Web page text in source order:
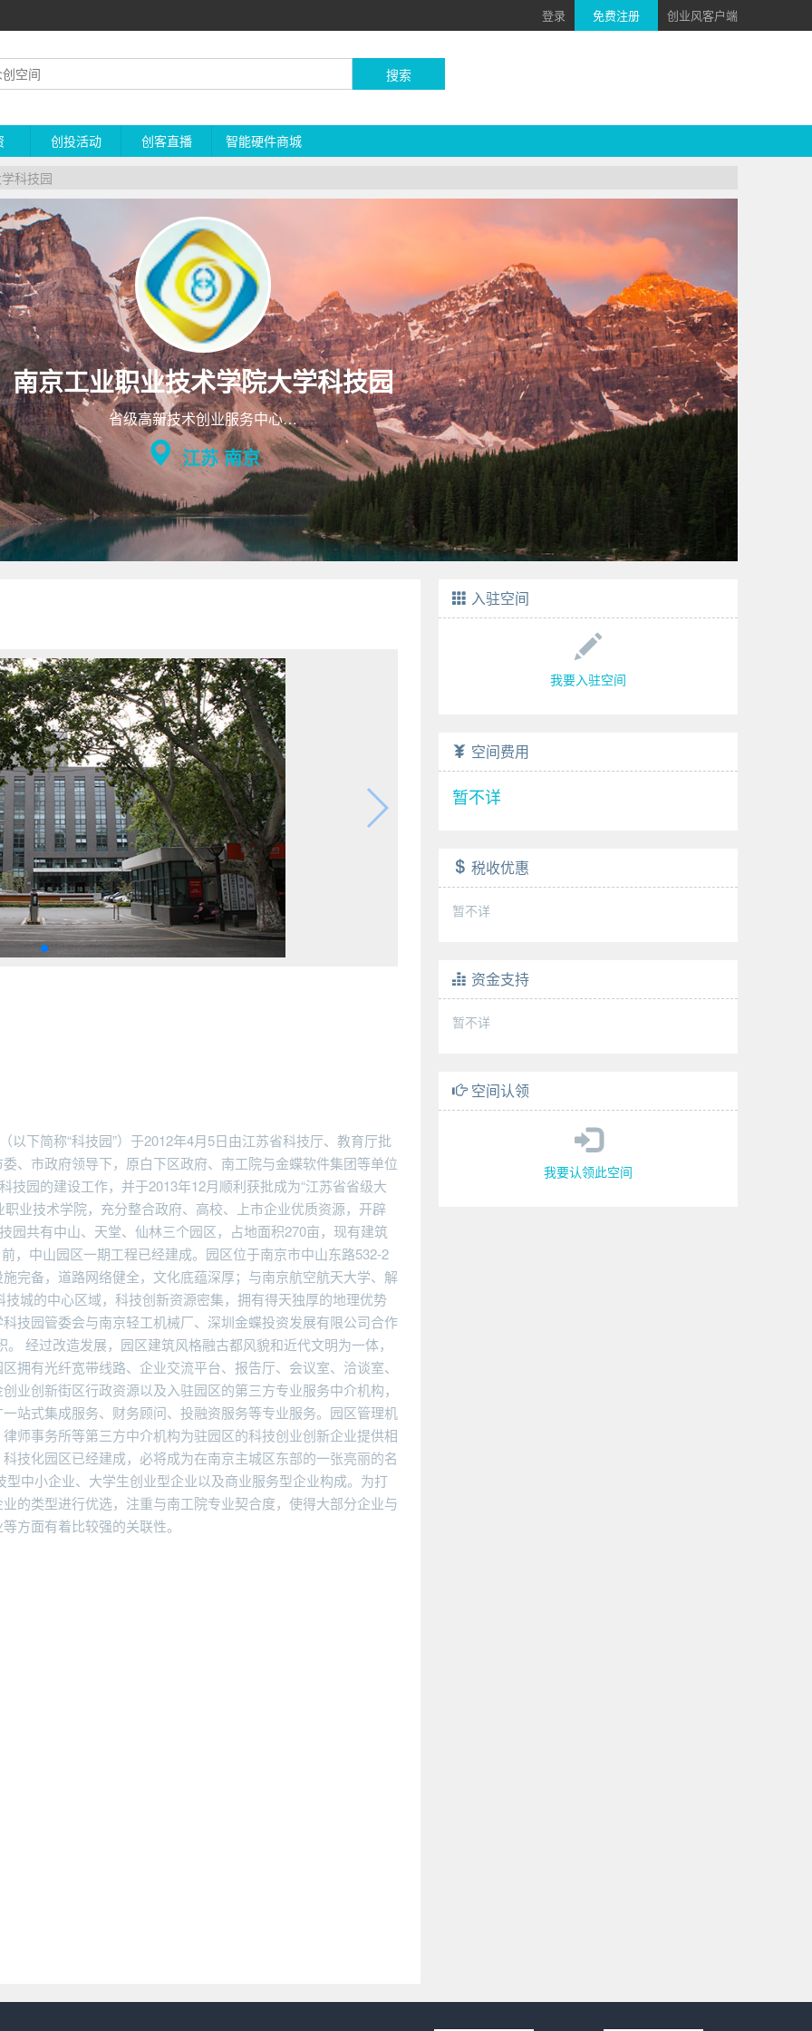
创业风客户端
免费注册
登录
搜索
创投活动 创客直播 智能硬件商城
科技园
南京工业职业技术学院大学科技园
省级高新技术创业服务中心…
江苏 南京
以下简称“科技园”）于2012年4月5日由江苏省科技厅、教育厅批
、市政府领导下，原白下区政府、南工院与金蝶软件集团等单位
园的建设工作，并于2013年12月顺利获批成为“江苏省省级大
业技术学院，充分整合政府、高校、上市企业优质资源，开辟
园共有中山、天堂、仙林三个园区，占地面积270亩，现有建筑
，中山园区一期工程已经建成。园区位于南京市中山东路532-2
完备，道路网络健全，文化底蕴深厚；与南京航空航天大学、解
城的中心区域，科技创新资源密集，拥有得天独厚的地理优势
技园管委会与南京轻工机械厂、深圳金蝶投资发展有限公司合作
经过改造发展，园区建筑风格融古都风貌和近代文明为一体，
拥有光纤宽带线路、企业交流平台、报告厅、会议室、洽谈室、
业创新街区行政资源以及入驻园区的第三方专业服务中介机构，
站式集成服务、财务顾问、投融资服务等专业服务。园区管理机
师事务所等第三方中介机构为驻园区的科技创业创新企业提供相
技化园区已经建成，必将成为在南京主城区东部的一张亮丽的名
中小企业、大学生创业型企业以及商业服务型企业构成。为打
的类型进行优选，注重与南工院专业契合度，使得大部分企业与
方面有着比较强的关联性。
入驻空间
我要入驻空间
空间费用
暂不详
税收优惠
暂不详
资金支持
暂不详
空间认领
我要认领此空间